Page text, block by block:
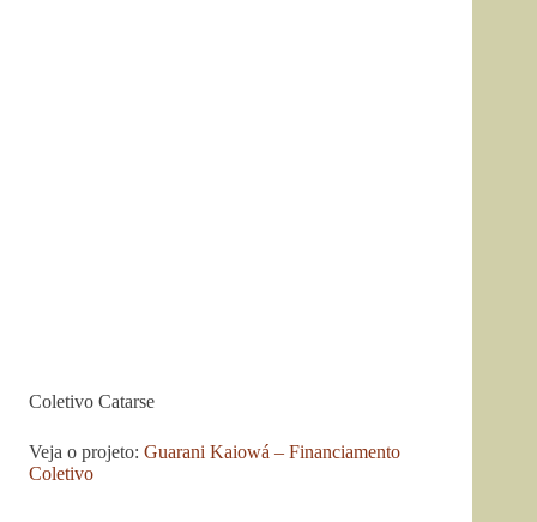
Coletivo Catarse
Veja o projeto: Guarani Kaiowá – Financiamento
Coletivo